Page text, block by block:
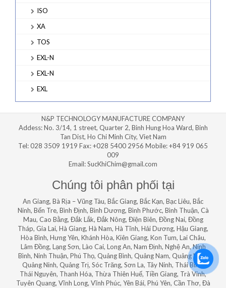
ISO
XA
TOS
EXL-N
EXL-N
EXL
N&P TECHNOLOGY MANUFACTURE COMPANY
Addess: No. 3/14, 1 street, Quarter 2, Binh Hung Hoa Ward, Binh
Tan Dist, Ho Chi Minh City, Viet Nam
Tel: 028 3509 1919 Fax: +028 5400 2956 Mobile: +84 919 065
009
Email: SucKhiChim@gmail.com
Chúng tôi phân phối tại
An Giang, Bà Rịa – Vũng Tàu, Bắc Giang, Bắc Kạn, Bạc Liêu, Bắc
Ninh, Bến Tre, Bình Định, Bình Dương, Bình Phước, Bình Thuận, Cà
Mau, Cao Bằng, Đắk Lắk, Đắk Nông, Điện Biên, Đồng Nai, Đồng
Tháp, Gia Lai, Hà Giang, Hà Nam, Hà Tĩnh, Hải Dương, Hậu Giang,
Hòa Bình, Hưng Yên, Khánh Hòa, Kiên Giang, Kon Tum, Lai Châu,
Lâm Đồng, Lạng Sơn, Lào Cai, Long An, Nam Định, Nghệ An, Ninh
Bình, Ninh Thuận, Phú Thọ, Quảng Bình, Quảng Nam, Quảng Ngãi,
Quảng Ninh, Quảng Trị, Sóc Trăng, Sơn La, Tây Ninh, Thái Bình,
Thái Nguyên, Thanh Hóa, Thừa Thiên Huế, Tiền Giang, Trà Vinh,
Tuyên Quang, Vĩnh Long, Vĩnh Phúc, Yên Bái, Phú Yên, Cần Thơ, Đà